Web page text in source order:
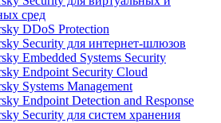
сред
DDoS Protection
Security для интернет-шлюзов
Embedded Systems Security
Endpoint Security Cloud
Systems Management
Endpoint Detection and Response
Security для систем хранения